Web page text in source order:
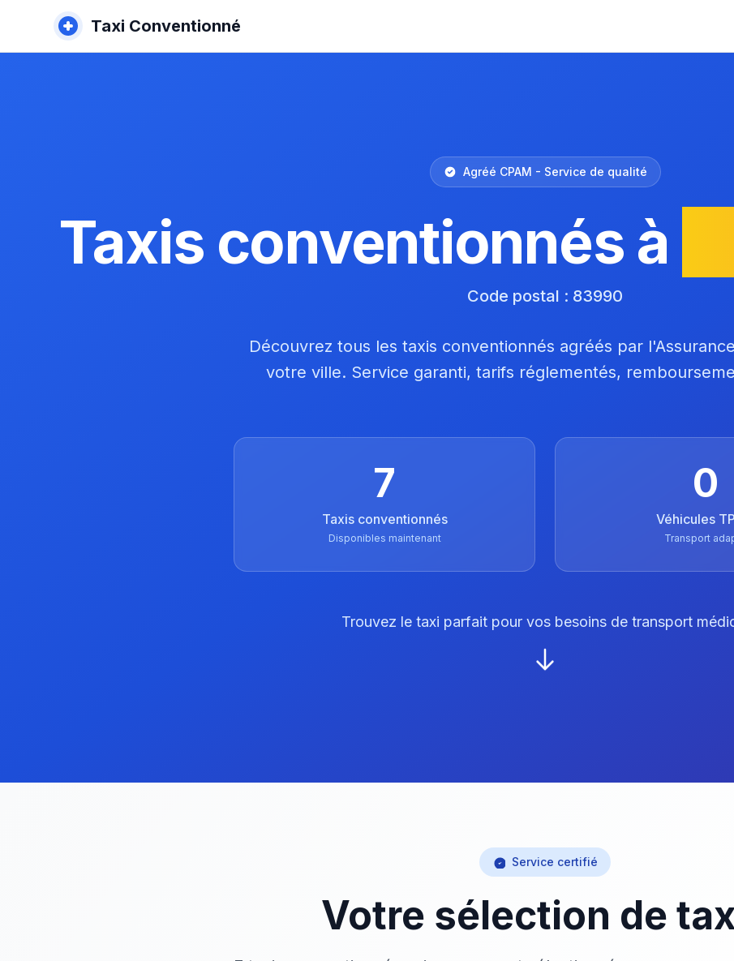
Taxi Conventionné
Agréé CPAM - Service de qualité
Taxis conventionnés à
Code postal : 83990
Découvrez tous les taxis conventionnés agréés par
votre ville. Service garanti, tarifs réglementés,
7
Taxis conventionnés
Disponibles maintenant
0
Véhicules
Transport
Trouvez le taxi parfait pour vos besoins de transport
Service certifié
Votre sélection de